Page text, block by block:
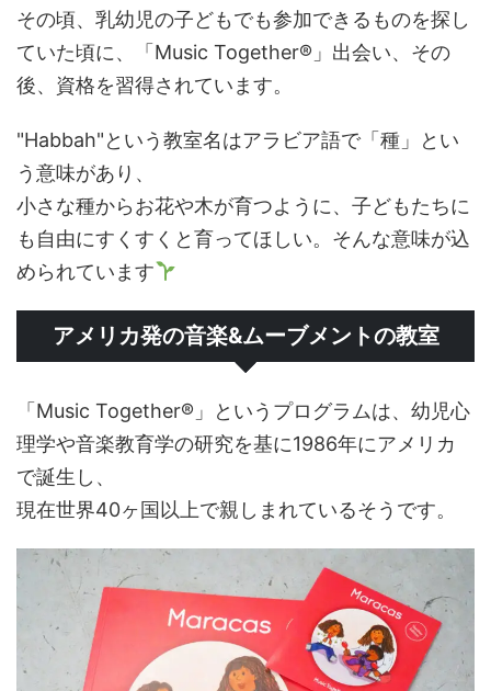
その頃、乳幼児の子どもでも参加できるものを探し
ていた頃に、「Music Together®」出会い、その
後、資格を習得されています。
"Habbah"という教室名はアラビア語で「種」とい
う意味があり、
小さな種からお花や木が育つように、子どもたちに
も自由にすくすくと育ってほしい。そんな意味が込
められています
アメリカ発の音楽&ムーブメントの教室
「Music Together®」というプログラムは、幼児心
理学や音楽教育学の研究を基に1986年にアメリカ
で誕生し、
現在世界40ヶ国以上で親しまれているそうです。